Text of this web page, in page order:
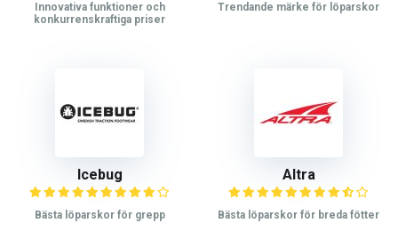
Innovativa funktioner och
konkurrenskraftiga priser
Trendande märke för löparskor
Icebug
Bästa löparskor för grepp
Altra
Bästa löparskor för breda fötter